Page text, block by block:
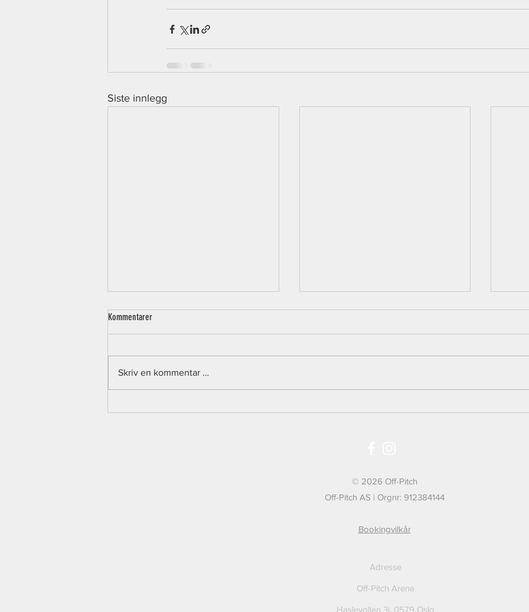
Siste innlegg
Kommentarer
Skriv en kommentar …
© 2026 Off-Pitch
Off-Pitch AS | Orgnr: 912384144
Bookingvilkår
Adresse
Off-Pitch Arena
Haslevollen 3i, 0579 Oslo